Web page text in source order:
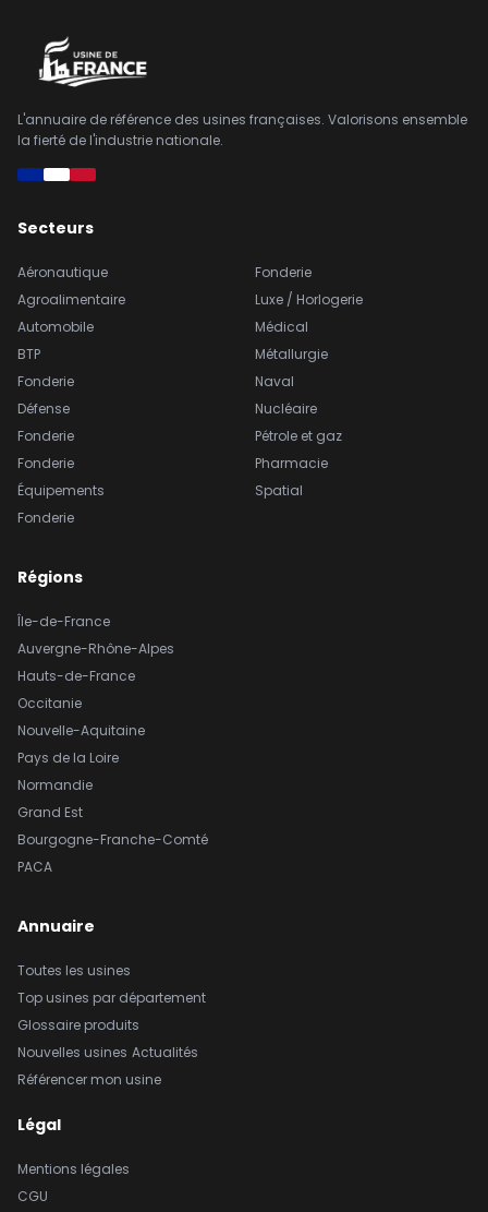
L'annuaire de référence des usines françaises. Valorisons ensemble
la fierté de l'industrie nationale.
Secteurs
Aéronautique
Agroalimentaire
Automobile
BTP
Fonderie
Défense
Fonderie
Fonderie
Équipements
Fonderie
Fonderie
Luxe / Horlogerie
Médical
Métallurgie
Naval
Nucléaire
Pétrole et gaz
Pharmacie
Spatial
Régions
Île-de-France
Auvergne-Rhône-Alpes
Hauts-de-France
Occitanie
Nouvelle-Aquitaine
Pays de la Loire
Normandie
Grand Est
Bourgogne-Franche-Comté
PACA
Annuaire
Toutes les usines
Top usines par département
Glossaire produits
Nouvelles usines Actualités
Référencer mon usine
Légal
Mentions légales
CGU